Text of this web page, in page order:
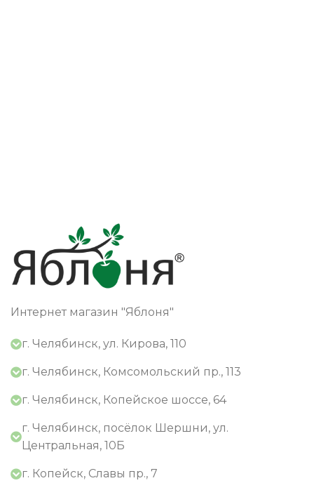
Интернет магазин "Яблоня"
г. Челябинск, ул. Кирова, 110
г. Челябинск, Комсомольский пр., 113
г. Челябинск, Копейское шоссе, 64
г. Челябинск, посёлок Шершни, ул.
Центральная, 10Б
г. Копейск, Славы пр., 7